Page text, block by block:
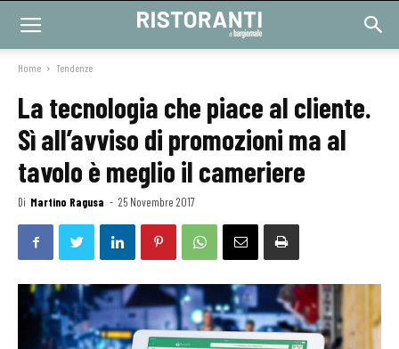
Home Tendenze
La tecnologia che piace al cliente.
Sì all’avviso di promozioni ma al
tavolo è meglio il cameriere
Di Martino Ragusa - 25 Novembre 2017